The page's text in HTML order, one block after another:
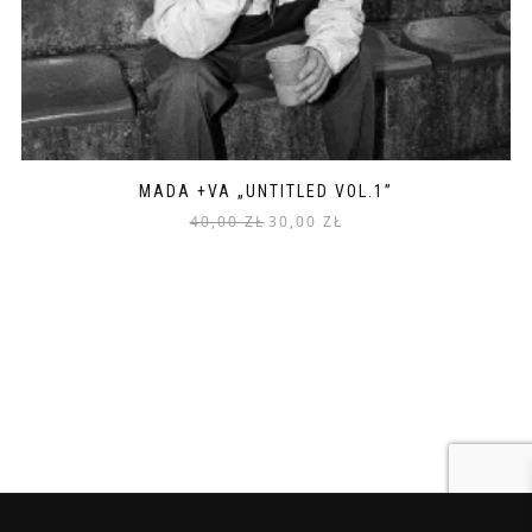
MADA +VA „UNTITLED VOL.1”
40,00ZŁ 30,00 ZŁ